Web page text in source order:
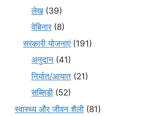
लेख(39)
वेबिनार(8)
सरकारी योजनाएं(191)
अनुदान (41)
निर्यात/आयात (21)
सब्सिडी (52)
स्वास्थ्य और जीवन शैली (81)